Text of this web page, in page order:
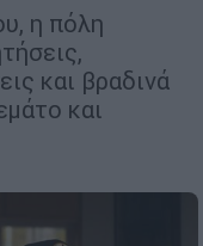
η πόλη
και βραδινά
και